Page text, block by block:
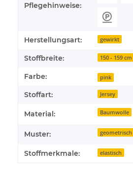
Pflegehinweise:
Herstellungsart: gewirkt
Stoffbreite: 150 - 159 cm
Farbe: pink
Stoffart: Jersey
Material: Baumwolle
Muster: geometrisch
Stoffmerkmale: elastisch